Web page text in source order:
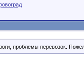
проблемы перевозок.